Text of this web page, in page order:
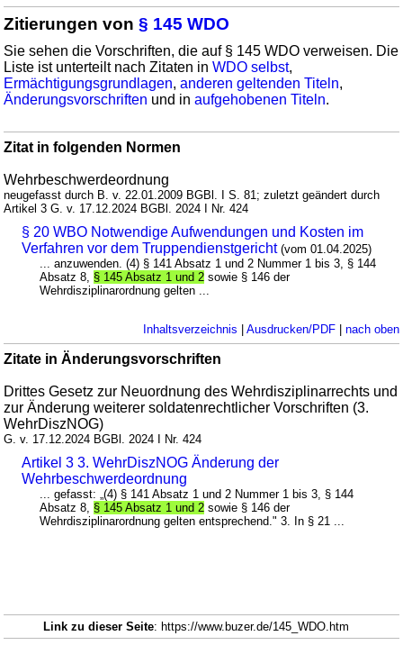
Zitierungen von§ 145 WDO
Sie sehen die Vorschriften, die auf § 145 WDO verweisen. Die
Liste ist unterteilt nach Zitaten inWDO selbst,
Ermächtigungsgrundlagen,anderen geltenden Titeln,
Änderungsvorschriften und inaufgehobenen Titeln.
Zitat in folgenden Normen
Wehrbeschwerdeordnung
neugefasst durch B. v. 22.01.2009 BGBl. I S. 81; zuletzt geändert durch
Artikel 3 G. v. 17.12.2024 BGBl. 2024 I Nr. 424
§ 20 WBO Notwendige Aufwendungen und Kosten im
Verfahren vor dem Truppendienstgericht (vom 01.04.2025)
... anzuwenden. (4) § 141 Absatz 1 und 2 Nummer 1 bis 3, § 144
Absatz 8, § 145 Absatz 1 und 2 sowie § 146 der
Wehrdisziplinarordnung gelten ...
Inhaltsverzeichnis | Ausdrucken/PDF| nach oben
Zitate in Änderungsvorschriften
Drittes Gesetz zur Neuordnung des Wehrdisziplinarrechts und
zur Änderung weiterer soldatenrechtlicher Vorschriften (3.
WehrDiszNOG)
G. v. 17.12.2024 BGBl. 2024 I Nr. 424
Artikel 3 3. WehrDiszNOG Änderung der
Wehrbeschwerdeordnung
... gefasst: „(4) § 141 Absatz 1 und 2 Nummer 1 bis 3, § 144
Absatz 8, § 145 Absatz 1 und 2 sowie § 146 der
Wehrdisziplinarordnung gelten entsprechend." 3. In § 21 ...
Link zu dieser Seite: https://www.buzer.de/145_WDO.htm